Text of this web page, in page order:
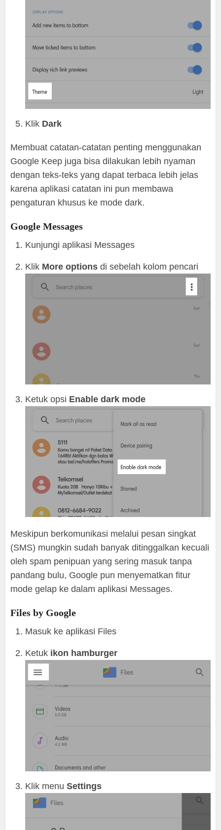
Klik Dark
Membuat catatan-catatan penting menggunakan
Google Keep juga bisa dilakukan lebih nyaman
dengan teks-teks yang dapat terbaca lebih jelas
karena aplikasi catatan ini pun membawa
pengaturan khusus ke mode dark.
Google Messages
Kunjungi aplikasi Messages
Klik More options di sebelah kolom pencari
Ketuk opsi Enable dark mode
Meskipun berkomunikasi melalui pesan singkat
(SMS) mungkin sudah banyak ditinggalkan kecuali
oleh spam penipuan yang sering masuk tanpa
pandang bulu, Google pun menyematkan fitur
mode gelap ke dalam aplikasi Messages.
Files by Google
Masuk ke aplikasi Files
Ketuk ikon hamburger
Klik menuSettings